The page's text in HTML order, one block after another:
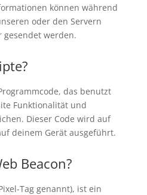
können während
oder den Servern
werden.
das benutzt
Funktionalität und
Dieser Code wird auf
deinem Gerät ausgeführt.
Beacon?
Tag genannt), ist ein